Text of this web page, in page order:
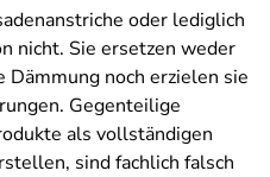
oder lediglich
nicht. Sie ersetzen weder
noch erzielen sie
Gegenteilige
als vollständigen
sind fachlich falsch